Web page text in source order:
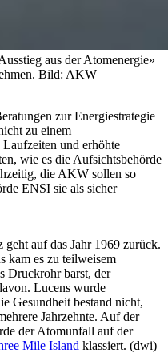
aus der Atomenergie»
Bild: AKW
zur Energiestrategie
zu einem
und erhöhte
wie es die Aufsichtsbehörde
die AKW sollen so
ENSI sie als sicher
auf das Jahr 1969 zurück.
kam es zu teilweisem
Druckrohr barst, der
Lucens wurde
Gesundheit bestand nicht,
Jahrzehnte. Auf der
der Atomunfall auf der
Mile Island klassiert. (dwi)